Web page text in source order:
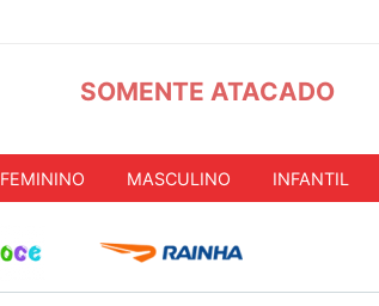
SOMENTE ATACADO
FEMININO MASCULINO INFANTIL